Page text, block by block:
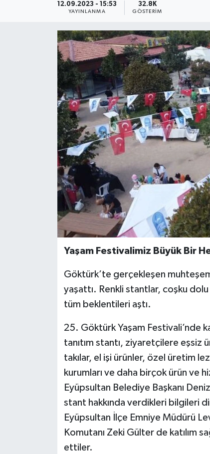
12.09.2023 - 15:53
YAYINLANMA
32.8K
GÖSTERIM
Yaşam Festivalimiz Büyük Bir
Göktürk’te gerçekleşen muhteşem
yaşattı. Renkli stantlar, coşku
tüm beklentileri aştı.
25. Göktürk Yaşam Festivali’nde
tanıtım stantı, ziyaretçilere eşsiz
takılar, el işi ürünler, özel üretim
kurumları ve daha birçok ürün ve
Eyüpsultan Belediye Başkanı
stant hakkında verdikleri bilgileri
Eyüpsultan İlçe Emniye Müdürü
Komutanı Zeki Gülter de katılım
ettiler.
GÜNDEM
KEMERBURGAZ
KÜLTÜR - SANAT
MAGAZİN
ÖZEL HABER
SAĞLIK
TEKNOLOJİ